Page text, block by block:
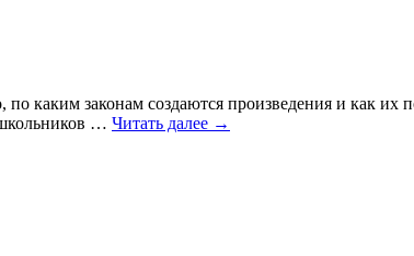
каким законам создаются произведения и как их
школьников … Читать далее →